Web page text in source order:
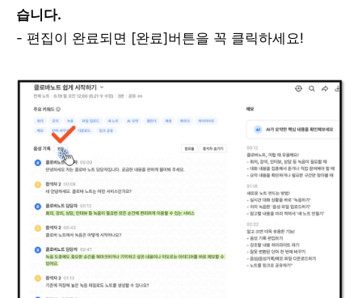
습니다.
- 편집이 완료되면 [완료]버튼을 꼭 클릭하세요!